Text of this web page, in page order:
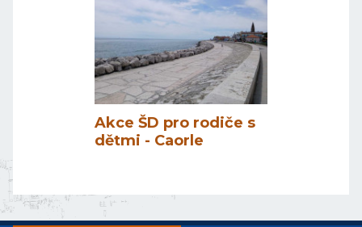
Akce ŠD pro rodiče s
dětmi - Caorle